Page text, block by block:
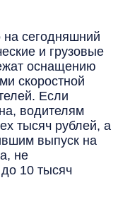
сегодняшний
и грузовые
оснащению
скоростной
Если
водителям
тысяч рублей, а
выпуск на
не
10 тысяч